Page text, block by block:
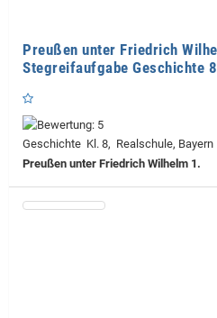
Preußen unter Friedrich
Stegreifaufgabe Geschichte
Geschichte Kl. 8, Realschule, Bayern
Preußen unter Friedrich Wilhelm 1.